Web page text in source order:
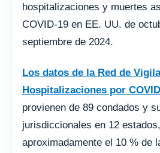
hospitalizaciones y muertes
COVID-19 en EE. UU. de
septiembre de 2024.
Los datos de la Red de
Hospitalizaciones por
provienen de 89 condados y
jurisdiccionales en 12
aproximadamente el 10 % de